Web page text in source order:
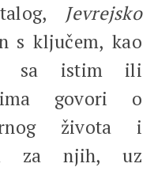
Jevrejsko
s ključem, kao
sa istim ili
govori o
života i
za njih, uz